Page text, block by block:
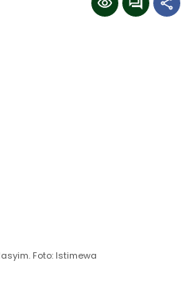
Foto: Istimewa